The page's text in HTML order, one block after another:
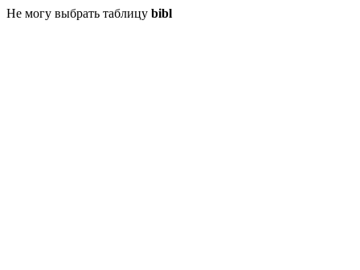
Не могу выбрать таблицу bibl